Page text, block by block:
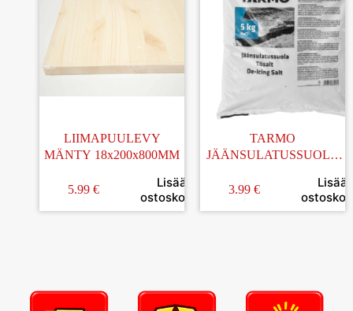
LIIMAPUULEVY
MÄNTY 18x200x800MM
5.99 €
Lisää
ostoskoriin
TARMO
JÄÄNSULATUSSUOLA
3.99 €
Lisää